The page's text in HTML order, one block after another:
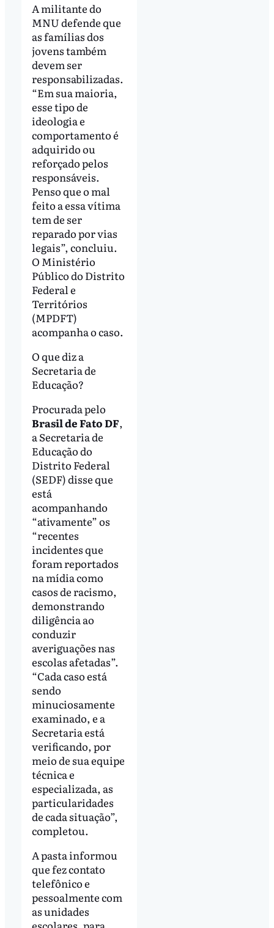
A militante do
MNU defende que
as famílias dos
jovens também
devem ser
responsabilizadas.
“Em sua maioria,
esse tipo de
ideologia e
comportamento é
adquirido ou
reforçado pelos
responsáveis.
Penso que o mal
feito a essa vítima
tem de ser
reparado por vias
legais”, concluiu.
O Ministério
Público do Distrito
Federal e
Territórios
(MPDFT)
acompanha o caso.
O que diz a
Secretaria de
Educação?
Procurada pelo
Brasil de Fato DF,
a Secretaria de
Educação do
Distrito Federal
(SEDF) disse que
está
acompanhando
“ativamente” os
“recentes
incidentes que
foram reportados
na mídia como
casos de racismo,
demonstrando
diligência ao
conduzir
averiguações nas
escolas afetadas”.
“Cada caso está
sendo
minuciosamente
examinado, e a
Secretaria está
verificando, por
meio de sua equipe
técnica e
especializada, as
particularidades
de cada situação”,
completou.
A pasta informou
que fez contato
telefônico e
pessoalmente com
as unidades